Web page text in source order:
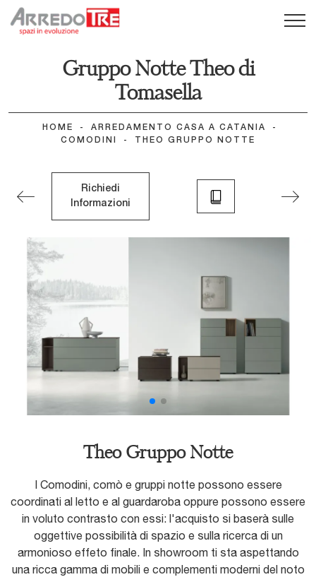
Gruppo Notte Theo di
Tomasella
HOME - ARREDAMENTO CASA A CATANIA
-
COMODINI
- THEO GRUPPO NOTTE
Richiedi
Informazioni
Theo Gruppo Notte
I Comodini, comò e gruppi notte possono essere
coordinati al letto e al guardaroba oppure possono essere
in voluto contrasto con essi: l'acquisto si baserà sulle
oggettive possibilità di spazio e sulla ricerca di un
armonioso effeto finale. In showroom ti sta aspettando
una ricca gamma di mobili e complementi moderni del noto